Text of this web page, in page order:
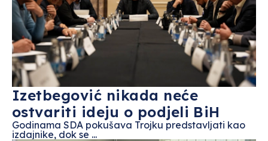
Izetbegović nikada neće
ostvariti ideju o podjeli BiH
Godinama SDA pokušava Trojku predstavljati kao
izdajnike, dok se ...